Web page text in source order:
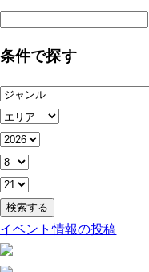
条件で探す
イベント情報の投稿